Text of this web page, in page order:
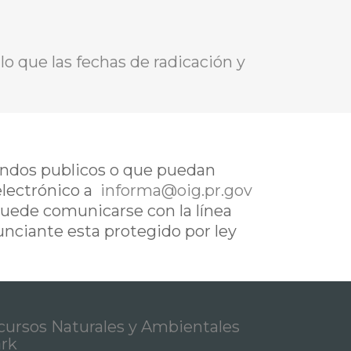
que las fechas de radicación y
publicos o que puedan
a informa@oig.pr.gov
comunicarse con la línea
esta protegido por ley
Naturales y Ambientales